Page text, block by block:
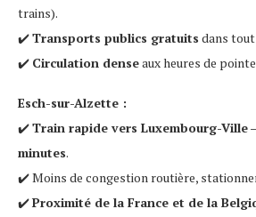
trains).
✔️Transports publics gratuits dans
✔️ Circulation denseaux heures de
Esch-sur-Alzette :
✔️Train rapide vers Luxembourg-Ville
minutes.
✔️ Moins de congestion routière,
✔️Proximité de la France et de la